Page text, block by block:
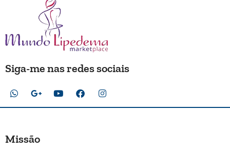
Siga-me nas redes sociais
Missão